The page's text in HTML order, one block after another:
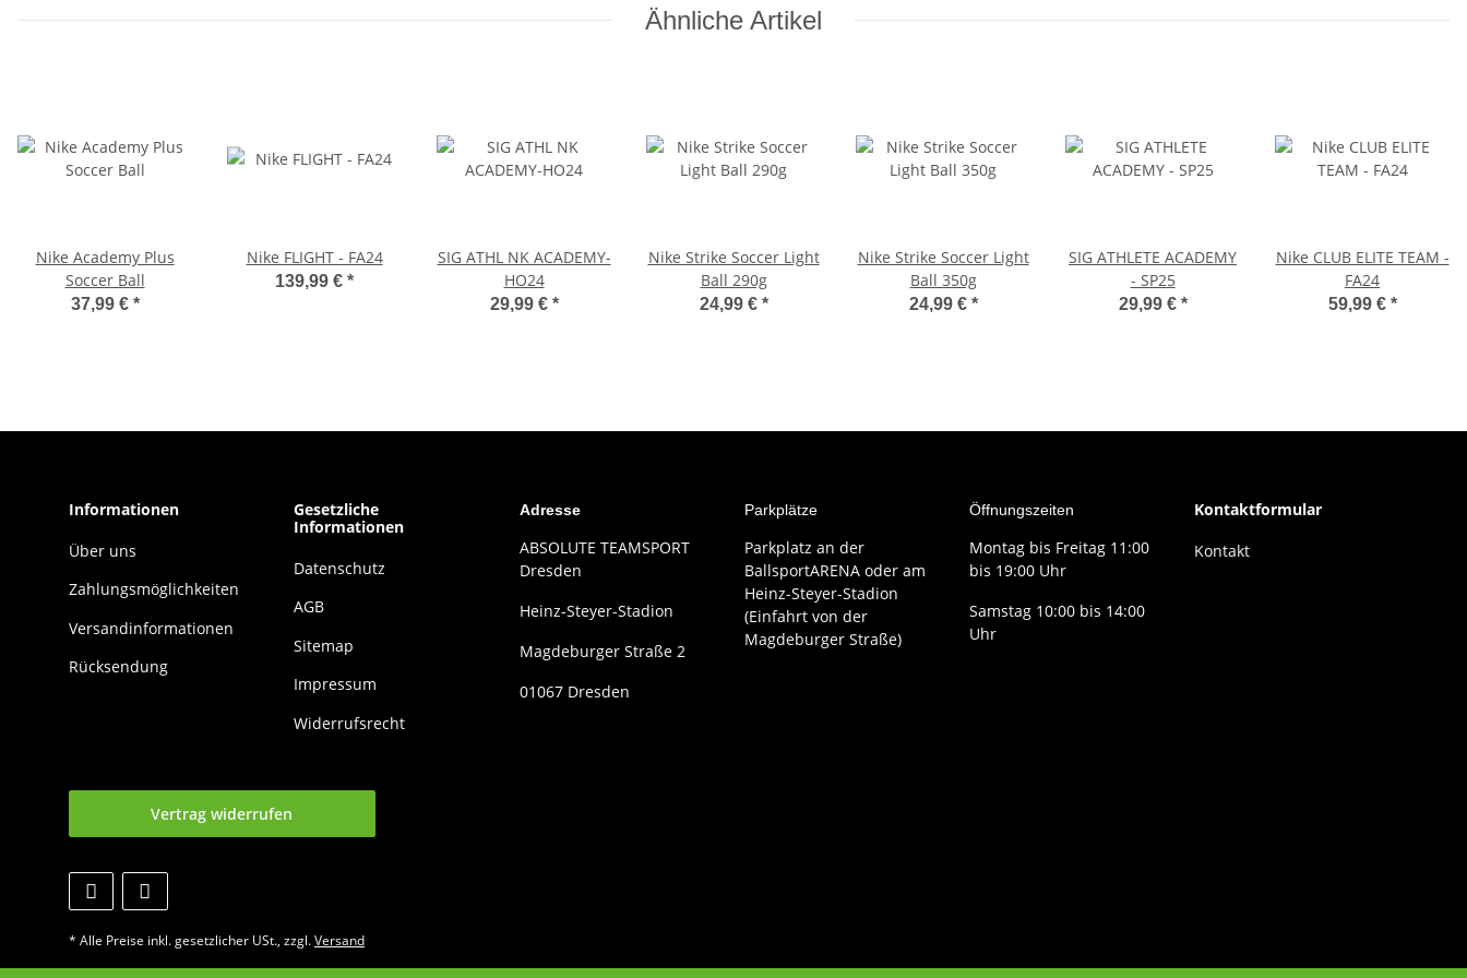
Ähnliche Artikel
Nike Academy Plus
Soccer Ball
37,99 € *
Nike FLIGHT - FA24
139,99 € *
SIG ATHL NK ACADEMY-
HO24
29,99 € *
Nike Strike Soccer Light
Ball 290g
24,99 € *
Nike Strike Soccer Light
Ball 350g
24,99 € *
SIG ATHLETE ACADEMY
- SP25
29,99 € *
Nike CLUB ELITE TEAM -
FA24
59,99 € *
Informationen
Über uns
Zahlungsmöglichkeiten
Versandinformationen
Rücksendung
Gesetzliche
Informationen
Datenschutz
AGB
Sitemap
Impressum
Widerrufsrecht
Adresse
ABSOLUTE TEAMSPORT
Dresden
Heinz-Steyer-Stadion
Magdeburger Straße 2
01067 Dresden
Parkplätze
Parkplatz an der
BallsportARENA oder am
Heinz-Steyer-Stadion
(Einfahrt von der
Magdeburger Straße)
Öffnungszeiten
Montag bis Freitag 11:00
bis 19:00 Uhr
Samstag 10:00 bis 14:00
Uhr
Kontaktformular
Kontakt
Vertrag widerrufen
* Alle Preise inkl. gesetzlicher USt., zzgl.Versand